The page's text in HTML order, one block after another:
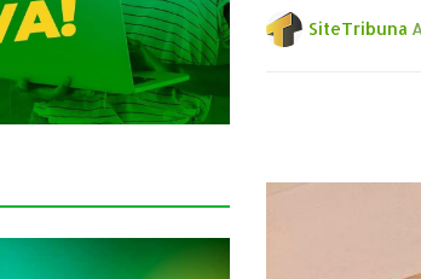
SiteTribuna